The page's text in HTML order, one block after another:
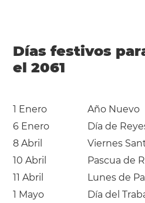
Días festivos
el 2061
1 Enero
Año Nuevo
6 Enero
Día de
8 Abril
Viernes
10 Abril
Pascua de
11 Abril
Lunes de
1 Mayo
Día del